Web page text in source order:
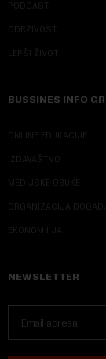
PODCAST
ODRŽIVOST
LEPŠI ŽIVOT
BUSSINES INFO
ONLINE EDUKACIJE
IZDAVAŠTVO
MEDIJSKE OBUKE
ORGANIZACIJA
EKONOM I JA
NEWSLETTER